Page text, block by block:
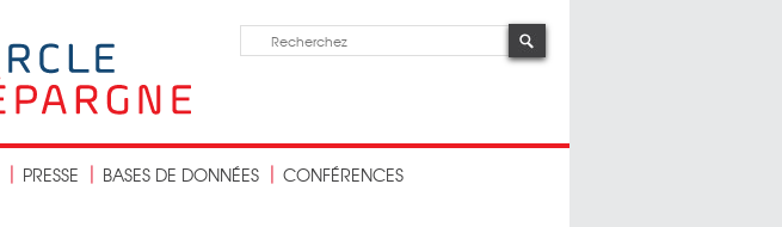
PRESSE BASES DE DONNÉES
CONFÉRENCES